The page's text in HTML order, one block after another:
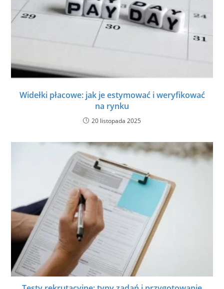
Widełki płacowe: jak je estymować i weryfikować
na rynku
20 listopada 2025